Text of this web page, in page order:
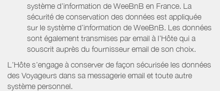
système d’information de WeeBnB en France. La
sécurité de conservation des données est appliquée
sur le système d’information de WeeBnB. Les données
sont également transmises par email à l’Hôte qui a
souscrit auprès du fournisseur email de son choix.
L’Hôte s’engage à conserver de façon sécurisée les données
des Voyageurs dans sa messagerie email et toute autre
système personnel.